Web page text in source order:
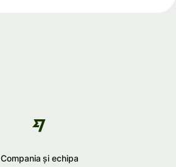
Compania și echipa